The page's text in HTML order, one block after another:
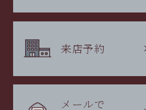
来店予約
メールで